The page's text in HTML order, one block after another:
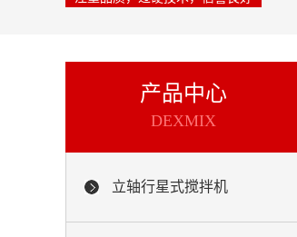
产品中心
DEXMIX
立轴行星式搅拌机